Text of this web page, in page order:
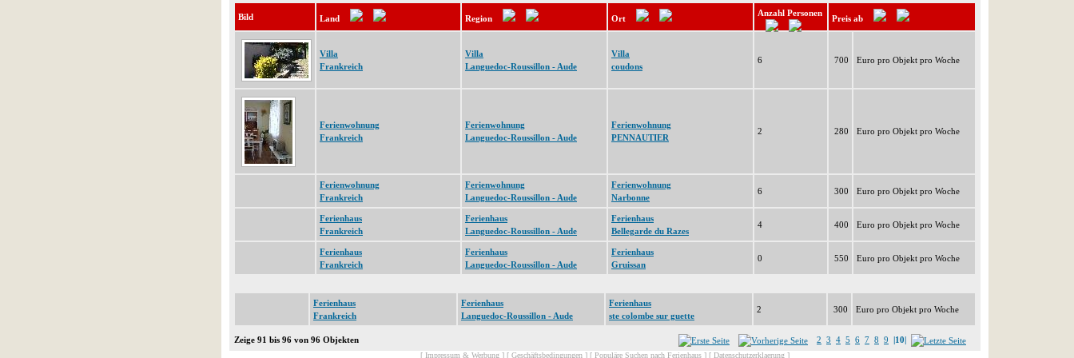
Bild Land Region Ort
Anzahl Personen
Preis ab
Villa
Frankreich
Villa
Languedoc-Roussillon - Aude
Villa
coudons
6 700 Euro pro Objekt pro Woche
Ferienwohnung
Frankreich
Ferienwohnung
Languedoc-Roussillon - Aude
Ferienwohnung
PENNAUTIER
2 280 Euro pro Objekt pro Woche
Ferienwohnung
Frankreich
Ferienwohnung
Languedoc-Roussillon - Aude
Ferienwohnung
Narbonne
6 300 Euro pro Objekt pro Woche
Ferienhaus
Frankreich
Ferienhaus
Languedoc-Roussillon - Aude
Ferienhaus
Bellegarde du Razes
4 400 Euro pro Objekt pro Woche
Ferienhaus
Frankreich
Ferienhaus
Languedoc-Roussillon - Aude
Ferienhaus
Gruissan
0 550 Euro pro Objekt pro Woche
Ferienhaus
Frankreich
Ferienhaus
Languedoc-Roussillon - Aude
Ferienhaus
ste colombe sur guette
2 300 Euro pro Objekt pro Woche
Zeige 91 bis 96 von 96 Objekten 2 3 4 5 6 7 8 9 |10|
[ Impressum & Werbung ] [ Geschäftsbedingungen ] [ Populäre Suchen nach Ferienhaus ] [ Datenschutzerklaerung ]